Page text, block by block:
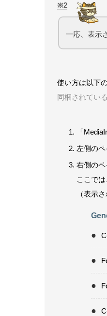
2
一応、表示
使い方は以下
同梱されてい
「
左側の
右側のペ
ここで
（表示